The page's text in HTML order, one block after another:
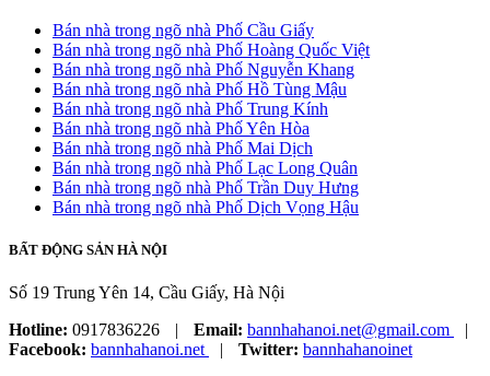
Bán nhà trong ngõ nhà Phố Cầu Giấy
Bán nhà trong ngõ nhà Phố Hoàng Quốc Việt
Bán nhà trong ngõ nhà Phố Nguyễn Khang
Bán nhà trong ngõ nhà Phố Hồ Tùng Mậu
Bán nhà trong ngõ nhà Phố Trung Kính
Bán nhà trong ngõ nhà Phố Yên Hòa
Bán nhà trong ngõ nhà Phố Mai Dịch
Bán nhà trong ngõ nhà Phố Lạc Long Quân
Bán nhà trong ngõ nhà Phố Trần Duy Hưng
Bán nhà trong ngõ nhà Phố Dịch Vọng Hậu
BẤT ĐỘNG SẢN HÀ NỘI
Số 19 Trung Yên 14, Cầu Giấy, Hà Nội
Hotline: 0917836226 | Email: bannhahanoi.net@gmail.com
|
Facebook: bannhahanoi.net | Twitter: bannhahanoinet